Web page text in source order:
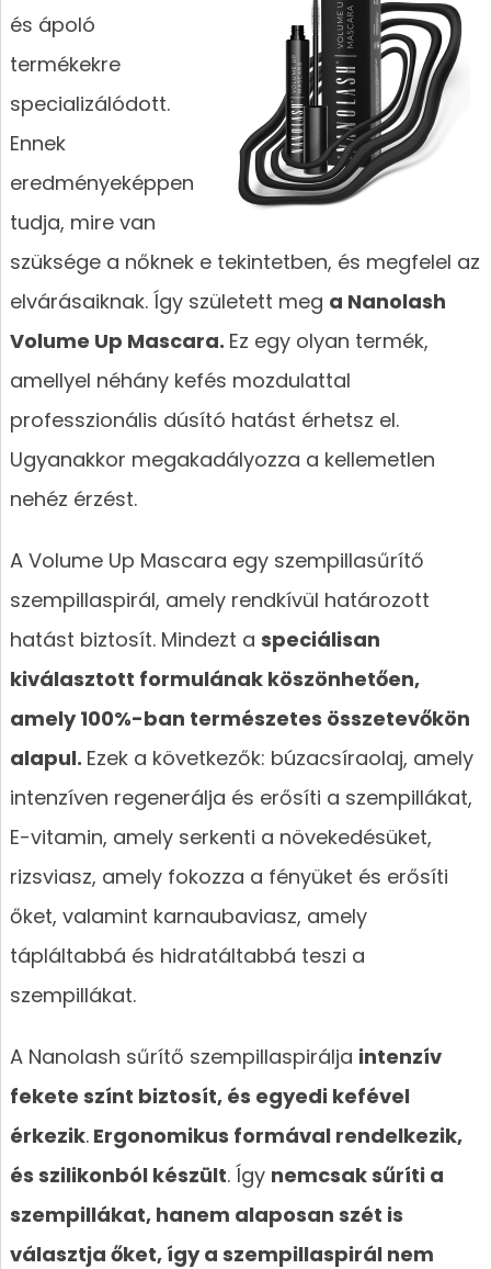
és ápoló
termékekre
specializálódott.
Ennek
eredményeképpen
tudja, mire van
szüksége a nőknek e tekintetben, és megfelel az
elvárásaiknak. Így született meg a Nanolash
Volume Up Mascara. Ez egy olyan termék,
amellyel néhány kefés mozdulattal
professzionális dúsító hatást érhetsz el.
Ugyanakkor megakadályozza a kellemetlen
nehéz érzést.
A Volume Up Mascara egy szempillasűrítő
szempillaspirál, amely rendkívül határozott
hatást biztosít. Mindezt a speciálisan
kiválasztott formulának köszönhetően,
amely 100%-ban természetes összetevőkön
alapul. Ezek a következők: búzacsíraolaj, amely
intenzíven regenerálja és erősíti a szempillákat,
E-vitamin, amely serkenti a növekedésüket,
rizsviasz, amely fokozza a fényüket és erősíti
őket, valamint karnaubaviasz, amely
tápláltabbá és hidratáltabbá teszi a
szempillákat.
A Nanolash sűrítő szempillaspirálja intenzív
fekete színt biztosít, és egyedi kefével
érkezik.Ergonomikus formával rendelkezik,
és szilikonból készült. Így nemcsak sűríti a
szempillákat, hanem alaposan szét is
választja őket, így a szempillaspirál nem